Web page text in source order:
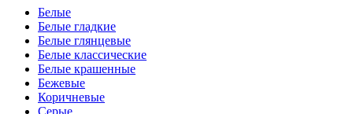
Белые
Белые гладкие
Белые глянцевые
Белые классические
Белые крашенные
Бежевые
Коричневые
Серые